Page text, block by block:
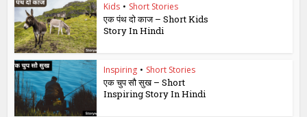
Kids • Short Stories
एक पंथ दो काज – Short Kids
Story In Hindi
Inspiring • Short Stories
एक चुप सौ सुख – Short
Inspiring Story In Hindi